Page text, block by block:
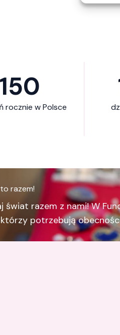
rocznie w Polsce
150
razem!
świat razem z nami! W
potrzebują